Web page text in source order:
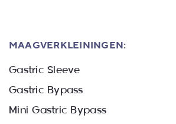
MAAGVERKLEININGEN:
Gastric Sleeve
Gastric Bypass
Mini Gastric Bypass